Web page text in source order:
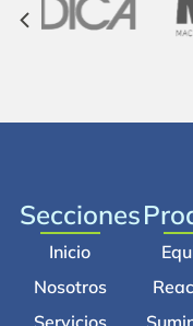
Secciones
Inicio
Nosotros